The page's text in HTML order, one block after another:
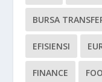
BURSA
EFISIENSI
FINANCE